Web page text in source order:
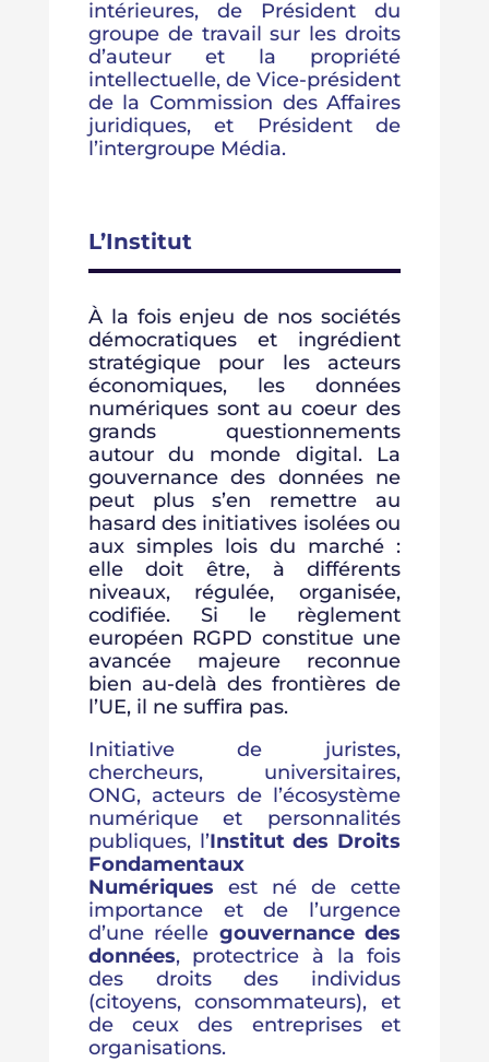
intérieures, de Président du
groupe de travail sur les droits
d’auteur et la propriété
intellectuelle, de Vice-président
de la Commission des Affaires
juridiques, et Président de
l’intergroupe Média.
L’Institut
À la fois enjeu de nos sociétés
démocratiques et ingrédient
stratégique pour les acteurs
économiques, les données
numériques sont au coeur des
grands questionnements
autour du monde digital. La
gouvernance des données ne
peut plus s’en remettre au
hasard des initiatives isolées ou
aux simples lois du marché :
elle doit être, à différents
niveaux, régulée, organisée,
codifiée. Si le règlement
européen RGPD constitue une
avancée majeure reconnue
bien au-delà des frontières de
l’UE, il ne suffira pas.
Initiative de juristes,
chercheurs, universitaires,
ONG, acteurs de l’écosystème
numérique et personnalités
publiques, l’Institut des Droits
Fondamentaux
Numériques est né de cette
importance et de l’urgence
d’une réelle gouvernance des
données, protectrice à la fois
des droits des individus
(citoyens, consommateurs), et
de ceux des entreprises et
organisations.